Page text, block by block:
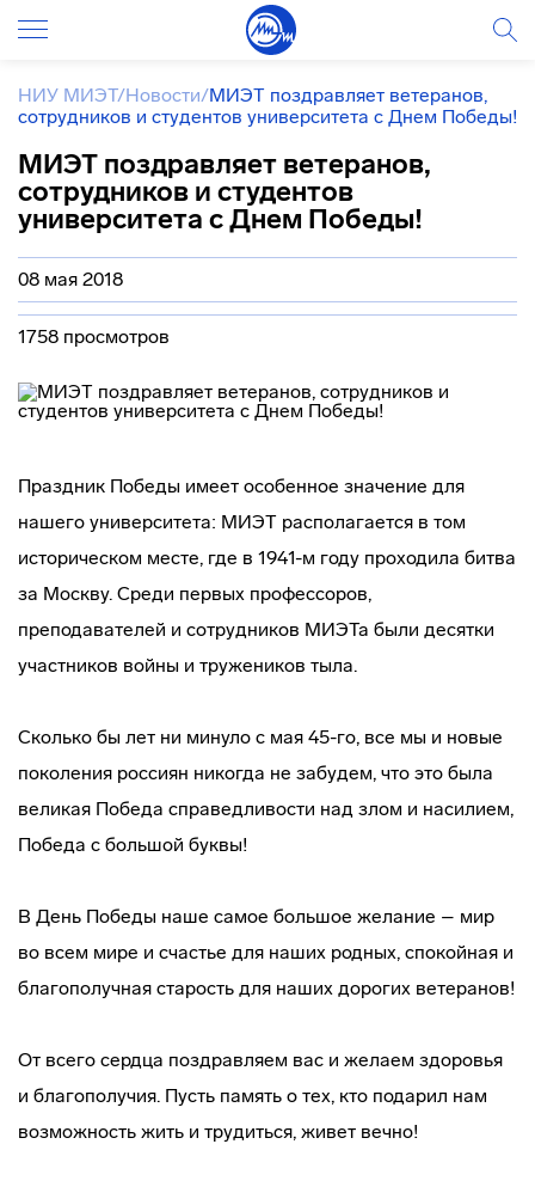
НИУ МИЭТ/Новости/МИЭТ поздравляет ветеранов,
сотрудников и студентов университета с Днем Победы!
МИЭТ поздравляет ветеранов,
сотрудников и студентов
университета с Днем Победы!
08 мая 2018
1758 просмотров
Праздник Победы имеет особенное значение для
нашего университета: МИЭТ располагается в том
историческом месте, где в 1941-м году проходила битва
за Москву. Среди первых профессоров,
преподавателей и сотрудников МИЭТа были десятки
участников войны и тружеников тыла.
Сколько бы лет ни минуло с мая 45-го, все мы и новые
поколения россиян никогда не забудем, что это была
великая Победа справедливости над злом и насилием,
Победа с большой буквы!
В День Победы наше самое большое желание – мир
во всем мире и счастье для наших родных, спокойная и
благополучная старость для наших дорогих ветеранов!
От всего сердца поздравляем вас и желаем здоровья
и благополучия. Пусть память о тех, кто подарил нам
возможность жить и трудиться, живет вечно!